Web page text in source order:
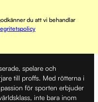
du att vi behandlar
spelare och
till proffs. Med rötterna i
för sporten erbjuder
inte bara inom